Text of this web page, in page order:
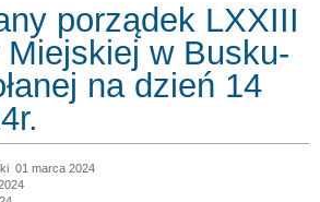
porządek LXXIII
w Busku-
na dzień 14
01 marca 2024